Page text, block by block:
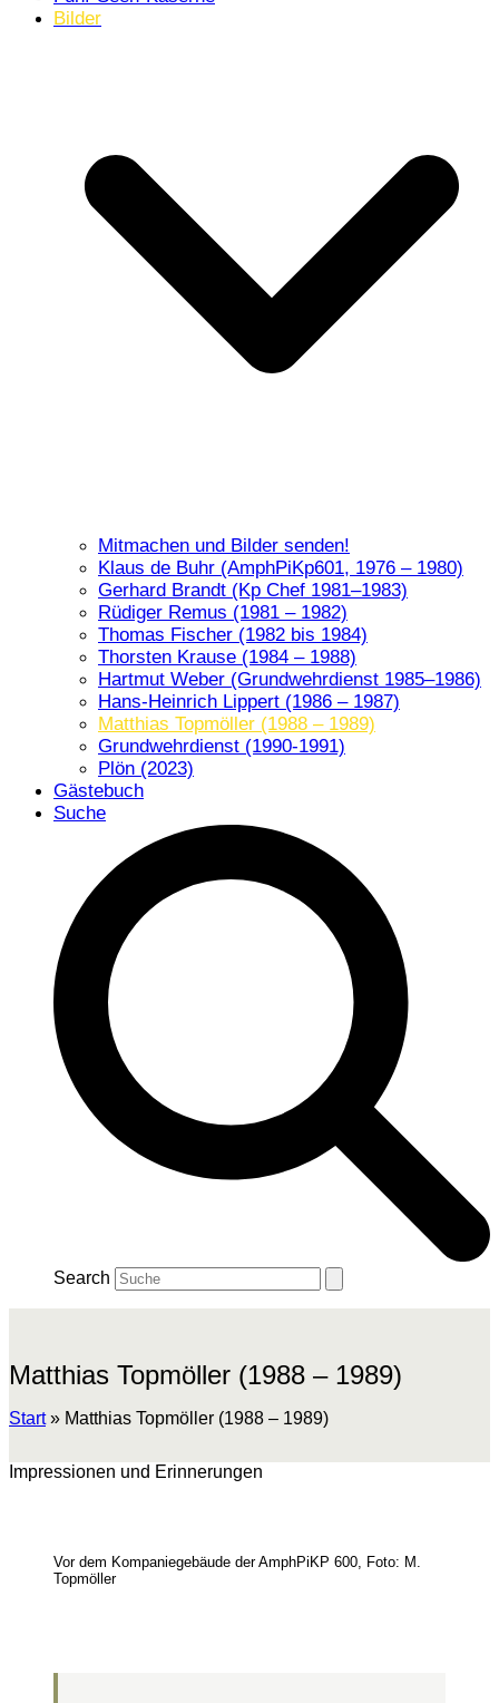
Bilder
Mitmachen und Bilder senden!
Klaus de Buhr (AmphPiKp601, 1976 – 1980)
Gerhard Brandt (Kp Chef 1981–1983)
Rüdiger Remus (1981 – 1982)
Thomas Fischer (1982 bis 1984)
Thorsten Krause (1984 – 1988)
Hartmut Weber (Grundwehrdienst 1985–1986)
Hans-Heinrich Lippert (1986 – 1987)
Matthias Topmöller (1988 – 1989)
Grundwehrdienst (1990-1991)
Plön (2023)
Gästebuch
Suche
Search
Matthias Topmöller (1988 – 1989)
Start» Matthias Topmöller (1988 – 1989)
Impressionen und Erinnerungen
Vor dem Kompaniegebäude der AmphPiKP 600, Foto: M.
Topmöller